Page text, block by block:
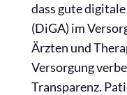
dass gute
(DiGA) im
Ärzten und
Versorgung
Transparenz.